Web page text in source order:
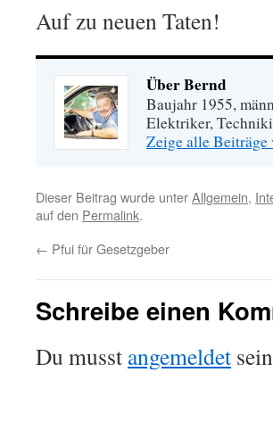
Auf zu neuen Taten!
Über Bernd
Baujahr 1955,
Elektriker,
Zeige alle Beiträge
Dieser Beitrag wurde unterAllgemein,
auf den Permalink.
← Pfui für Gesetzgeber
Schreibe einen
Du musst angemeldet